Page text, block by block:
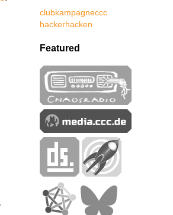
clubkampagneccc
hackerhacken
Featured